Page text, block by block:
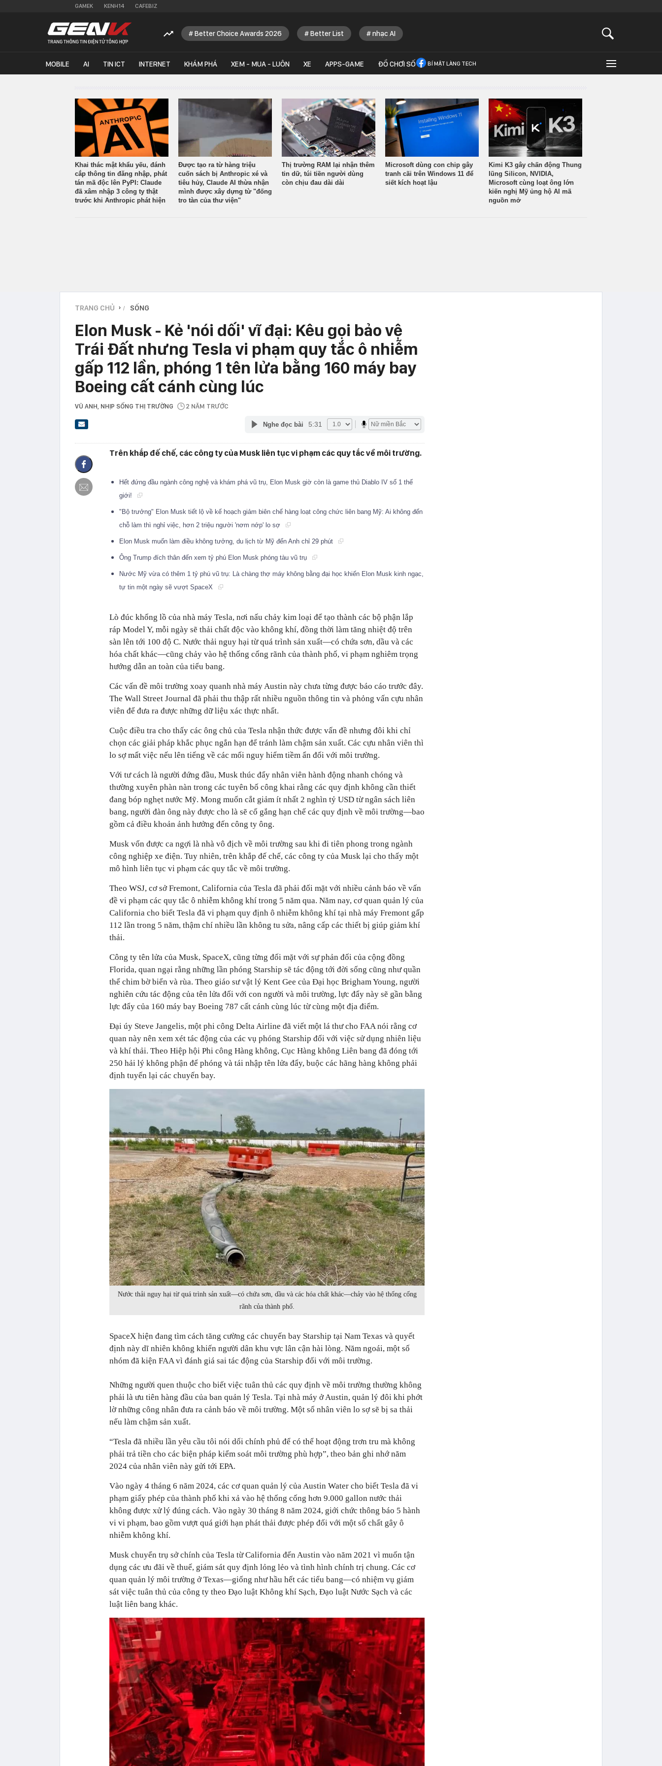
GAMEK KENH14 CAFEBIZ
Better Choice Awards 2026 Better List nhạc AI
MOBILE AI TIN ICT INTERNET KHÁM PHÁ XEM - MUA - LUÔN XE APPS-GAME ĐỒ CHƠI SỐ BÍ MẬT LÀNG TECH
Khai thác mật khẩu yếu, đánh
cắp thông tin đăng nhập, phát
tán mã độc lên PyPI: Claude
đã xâm nhập 3 công ty thật
trước khi Anthropic phát hiện
Được tạo ra từ hàng triệu
cuốn sách bị Anthropic xé và
tiêu hủy, Claude AI thừa nhận
mình được xây dựng từ "đống
tro tàn của thư viện"
Thị trường RAM lại nhận thêm
tin dữ, túi tiền người dùng
còn chịu đau dài dài
Microsoft dùng con chip gây
tranh cãi trên Windows 11 để
siết kích hoạt lậu
Kimi K3 gây chấn động Thung
lũng Silicon, NVIDIA,
Microsoft cùng loạt ông lớn
kiến nghị Mỹ ủng hộ AI mã
nguồn mở
TRANG CHỦ › SỐNG
Elon Musk - Kẻ 'nói dối' vĩ đại: Kêu gọi bảo vệ
Trái Đất nhưng Tesla vi phạm quy tắc ô nhiễm
gấp 112 lần, phóng 1 tên lửa bằng 160 máy bay
Boeing cất cánh cùng lúc
VŨ ANH , NHỊP SỐNG THỊ TRƯỜNG 2 NĂM TRƯỚC
Nghe đọc bài 5:31
Trên khắp đế chế, các công ty của Musk liên tục vi phạm các quy tắc về môi trường.
Hết đứng đầu ngành công nghệ và khám phá vũ trụ, Elon Musk giờ còn là game thủ Diablo IV số 1 thế
giới!
"Bộ trưởng" Elon Musk tiết lộ về kế hoạch giảm biên chế hàng loạt công chức liên bang Mỹ: Ai không đến
chỗ làm thì nghỉ việc, hơn 2 triệu người 'nơm nớp' lo sợ
Elon Musk muốn làm điều không tưởng, du lịch từ Mỹ đến Anh chỉ 29 phút
Ông Trump đích thân đến xem tỷ phú Elon Musk phóng tàu vũ trụ
Nước Mỹ vừa có thêm 1 tỷ phú vũ trụ: Là chàng thợ máy không bằng đại học khiến Elon Musk kinh ngạc,
tự tin một ngày sẽ vượt SpaceX
Lò đúc khổng lồ của nhà máy Tesla, nơi nấu chảy kim loại để tạo thành các bộ phận lắp
ráp Model Y, mỗi ngày sẽ thải chất độc vào không khí, đồng thời làm tăng nhiệt độ trên
sàn lên tới 100 độ C. Nước thải nguy hại từ quá trình sản xuất—có chứa sơn, dầu và các
hóa chất khác—cũng chảy vào hệ thống cống rãnh của thành phố, vi phạm nghiêm trọng
hướng dẫn an toàn của tiểu bang.
Các vấn đề môi trường xoay quanh nhà máy Austin này chưa từng được báo cáo trước đây.
The Wall Street Journal đã phải thu thập rất nhiều nguồn thông tin và phỏng vấn cựu nhân
viên để đưa ra được những dữ liệu xác thực nhất.
Cuộc điều tra cho thấy các ông chủ của Tesla nhận thức được vấn đề nhưng đôi khi chỉ
chọn các giải pháp khắc phục ngắn hạn để tránh làm chậm sản xuất. Các cựu nhân viên thì
lo sợ mất việc nếu lên tiếng về các mối nguy hiểm tiềm ẩn đối với môi trường.
Với tư cách là người đứng đầu, Musk thúc đẩy nhân viên hành động nhanh chóng và
thường xuyên phàn nàn trong các tuyên bố công khai rằng các quy định không cần thiết
đang bóp nghẹt nước Mỹ. Mong muốn cắt giảm ít nhất 2 nghìn tỷ USD từ ngân sách liên
bang, người đàn ông này được cho là sẽ cố gắng hạn chế các quy định về môi trường—bao
gồm cả điều khoản ảnh hưởng đến công ty ông.
Musk vốn được ca ngợi là nhà vô địch về môi trường sau khi đi tiên phong trong ngành
công nghiệp xe điện. Tuy nhiên, trên khắp đế chế, các công ty của Musk lại cho thấy một
mô hình liên tục vi phạm các quy tắc về môi trường.
Theo WSJ, cơ sở Fremont, California của Tesla đã phải đối mặt với nhiều cảnh báo về vấn
đề vi phạm các quy tắc ô nhiễm không khí trong 5 năm qua. Năm nay, cơ quan quản lý của
California cho biết Tesla đã vi phạm quy định ô nhiễm không khí tại nhà máy Fremont gấp
112 lần trong 5 năm, thậm chí nhiều lần không tu sửa, nâng cấp các thiết bị giúp giảm khí
thải.
Công ty tên lửa của Musk, SpaceX, cũng từng đối mặt với sự phản đối của cộng đồng
Florida, quan ngại rằng những lần phóng Starship sẽ tác động tới đời sống cũng như quần
thể chim bờ biển và rùa. Theo giáo sư vật lý Kent Gee của Đại học Brigham Young, người
nghiên cứu tác động của tên lửa đối với con người và môi trường, lực đẩy này sẽ gần bằng
lực đẩy của 160 máy bay Boeing 787 cất cánh cùng lúc từ cùng một địa điểm.
Đại úy Steve Jangelis, một phi công Delta Airline đã viết một lá thư cho FAA nói rằng cơ
quan này nên xem xét tác động của các vụ phóng Starship đối với việc sử dụng nhiên liệu
và khí thải. Theo Hiệp hội Phi công Hàng không, Cục Hàng không Liên bang đã đóng tới
250 hải lý không phận để phóng và tái nhập tên lửa đẩy, buộc các hãng hàng không phải
định tuyến lại các chuyến bay.
Nước thải nguy hại từ quá trình sản xuất—có chứa sơn, dầu và các hóa chất khác—chảy vào hệ thống cống
rãnh của thành phố.
SpaceX hiện đang tìm cách tăng cường các chuyến bay Starship tại Nam Texas và quyết
định này dĩ nhiên không khiến người dân khu vực lân cận hài lòng. Năm ngoái, một số
nhóm đã kiện FAA vì đánh giá sai tác động của Starship đối với môi trường.
Những người quen thuộc cho biết việc tuân thủ các quy định về môi trường thường không
phải là ưu tiên hàng đầu của ban quản lý Tesla. Tại nhà máy ở Austin, quản lý đôi khi phớt
lờ những công nhân đưa ra cảnh báo về môi trường. Một số nhân viên lo sợ sẽ bị sa thải
nếu làm chậm sản xuất.
“Tesla đã nhiều lần yêu cầu tôi nói dối chính phủ để có thể hoạt động trơn tru mà không
phải trả tiền cho các biện pháp kiểm soát môi trường phù hợp”, theo bản ghi nhớ năm
2024 của nhân viên này gửi tới EPA.
Vào ngày 4 tháng 6 năm 2024, các cơ quan quản lý của Austin Water cho biết Tesla đã vi
phạm giấy phép của thành phố khi xả vào hệ thống cống hơn 9.000 gallon nước thải
không được xử lý đúng cách. Vào ngày 30 tháng 8 năm 2024, giới chức thông báo 5 hành
vi vi phạm, bao gồm vượt quá giới hạn phát thải được phép đối với một số chất gây ô
nhiễm không khí.
Musk chuyển trụ sở chính của Tesla từ California đến Austin vào năm 2021 vì muốn tận
dụng các ưu đãi về thuế, giám sát quy định lỏng lẻo và tình hình chính trị chung. Các cơ
quan quản lý môi trường ở Texas—giống như hầu hết các tiểu bang—có nhiệm vụ giám
sát việc tuân thủ của công ty theo Đạo luật Không khí Sạch, Đạo luật Nước Sạch và các
luật liên bang khác.